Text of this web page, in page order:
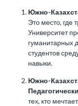
Южно-
Это место, где
Университет
гуманитарных
студентов
навыки.
Южно-
тех, кто